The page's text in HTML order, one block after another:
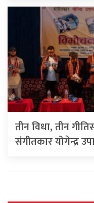
तीन विधा, तीन
संगीतकार योगेन्द्र